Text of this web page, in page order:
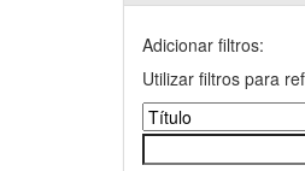
Adicionar filtros:
Utilizar filtros para